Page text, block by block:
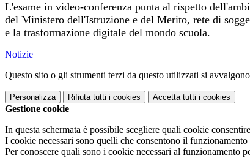
L'esame in video-conferenza punta al rispetto
del Ministero dell'Istruzione e del Merito, rete di
e la trasformazione digitale del mondo scuola.
Notizie
Questo sito o gli strumenti terzi da questo utilizzati si
Personalizza Rifiuta tutti i cookies Accetta tutti i cookies
Gestione cookie
In questa schermata è possibile scegliere quali cookie
I cookie necessari sono quelli che consentono il
Per conoscere quali sono i cookie necessari al funzionamento